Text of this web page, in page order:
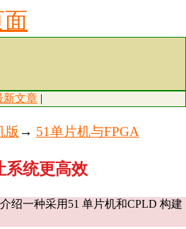
新文章 |
版 → 51单片机与FPGA
系统更高效
绍一种采用51 单片机和CPLD 构建